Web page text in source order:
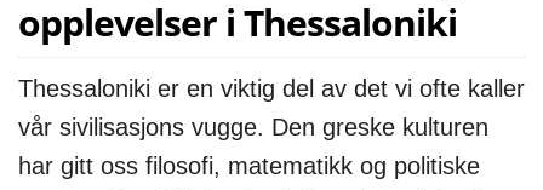
opplevelser i Thessaloniki
Thessaloniki er en viktig del av det vi ofte kaller
vår sivilisasjons vugge. Den greske kulturen
har gitt oss filosofi, matematikk og politiske